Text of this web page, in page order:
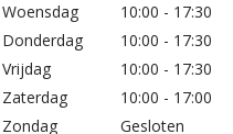
Woensdag
10:00 - 17:30
Donderdag
10:00 - 17:30
Vrijdag
10:00 - 17:30
Zaterdag
10:00 - 17:00
Zondag
Gesloten